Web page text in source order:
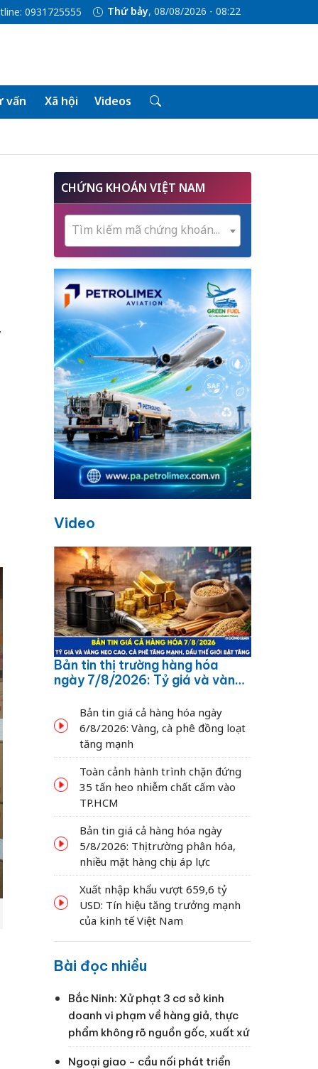
0931725555 Thứ bảy, 08/08/2026 - 08:22
vấn Xã hội Videos
CHỨNG KHOÁN VIỆT NAM
Tìm kiếm mã chứng khoán...
Video
Bản tin thị trường hàng hóa
ngày 7/8/2026: Tỷ giá và vàng
dầu thế giới bật tăng
Bản tin giá cả hàng hóa ngày
6/8/2026: Vàng, cà phê đồng loạt
tăng mạnh
Toàn cảnh hành trình chặn đứng
35 tấn heo nhiễm chất cấm vào
TP.HCM
Bản tin giá cả hàng hóa ngày
5/8/2026: Thị trường phân hóa,
nhiều mặt hàng chịu áp lực
Xuất nhập khẩu vượt 659,6 tỷ
USD: Tín hiệu tăng trưởng mạnh
của kinh tế Việt Nam
Bài đọc nhiều
Bắc Ninh: Xử phạt 3 cơ sở kinh
doanh vi phạm về hàng giả, thực
phẩm không rõ nguồn gốc, xuất xứ
Ngoại giao - cầu nối phát triển